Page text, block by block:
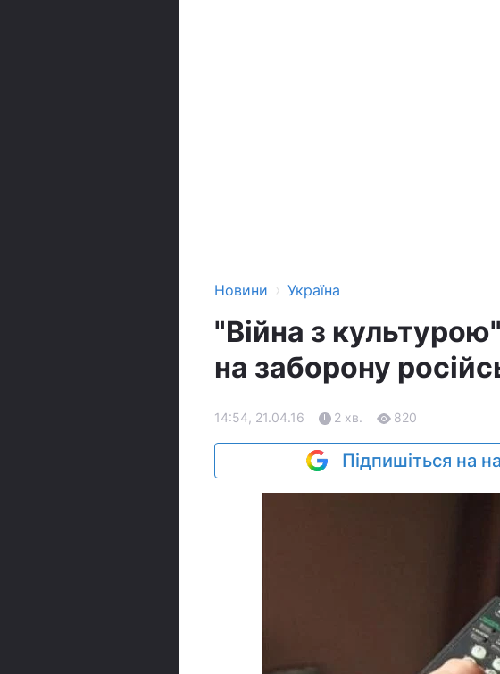
Новини › Україна
"Війна з
на заборону
14:54, 21.04.16 2 хв. 820
Підпишіться на